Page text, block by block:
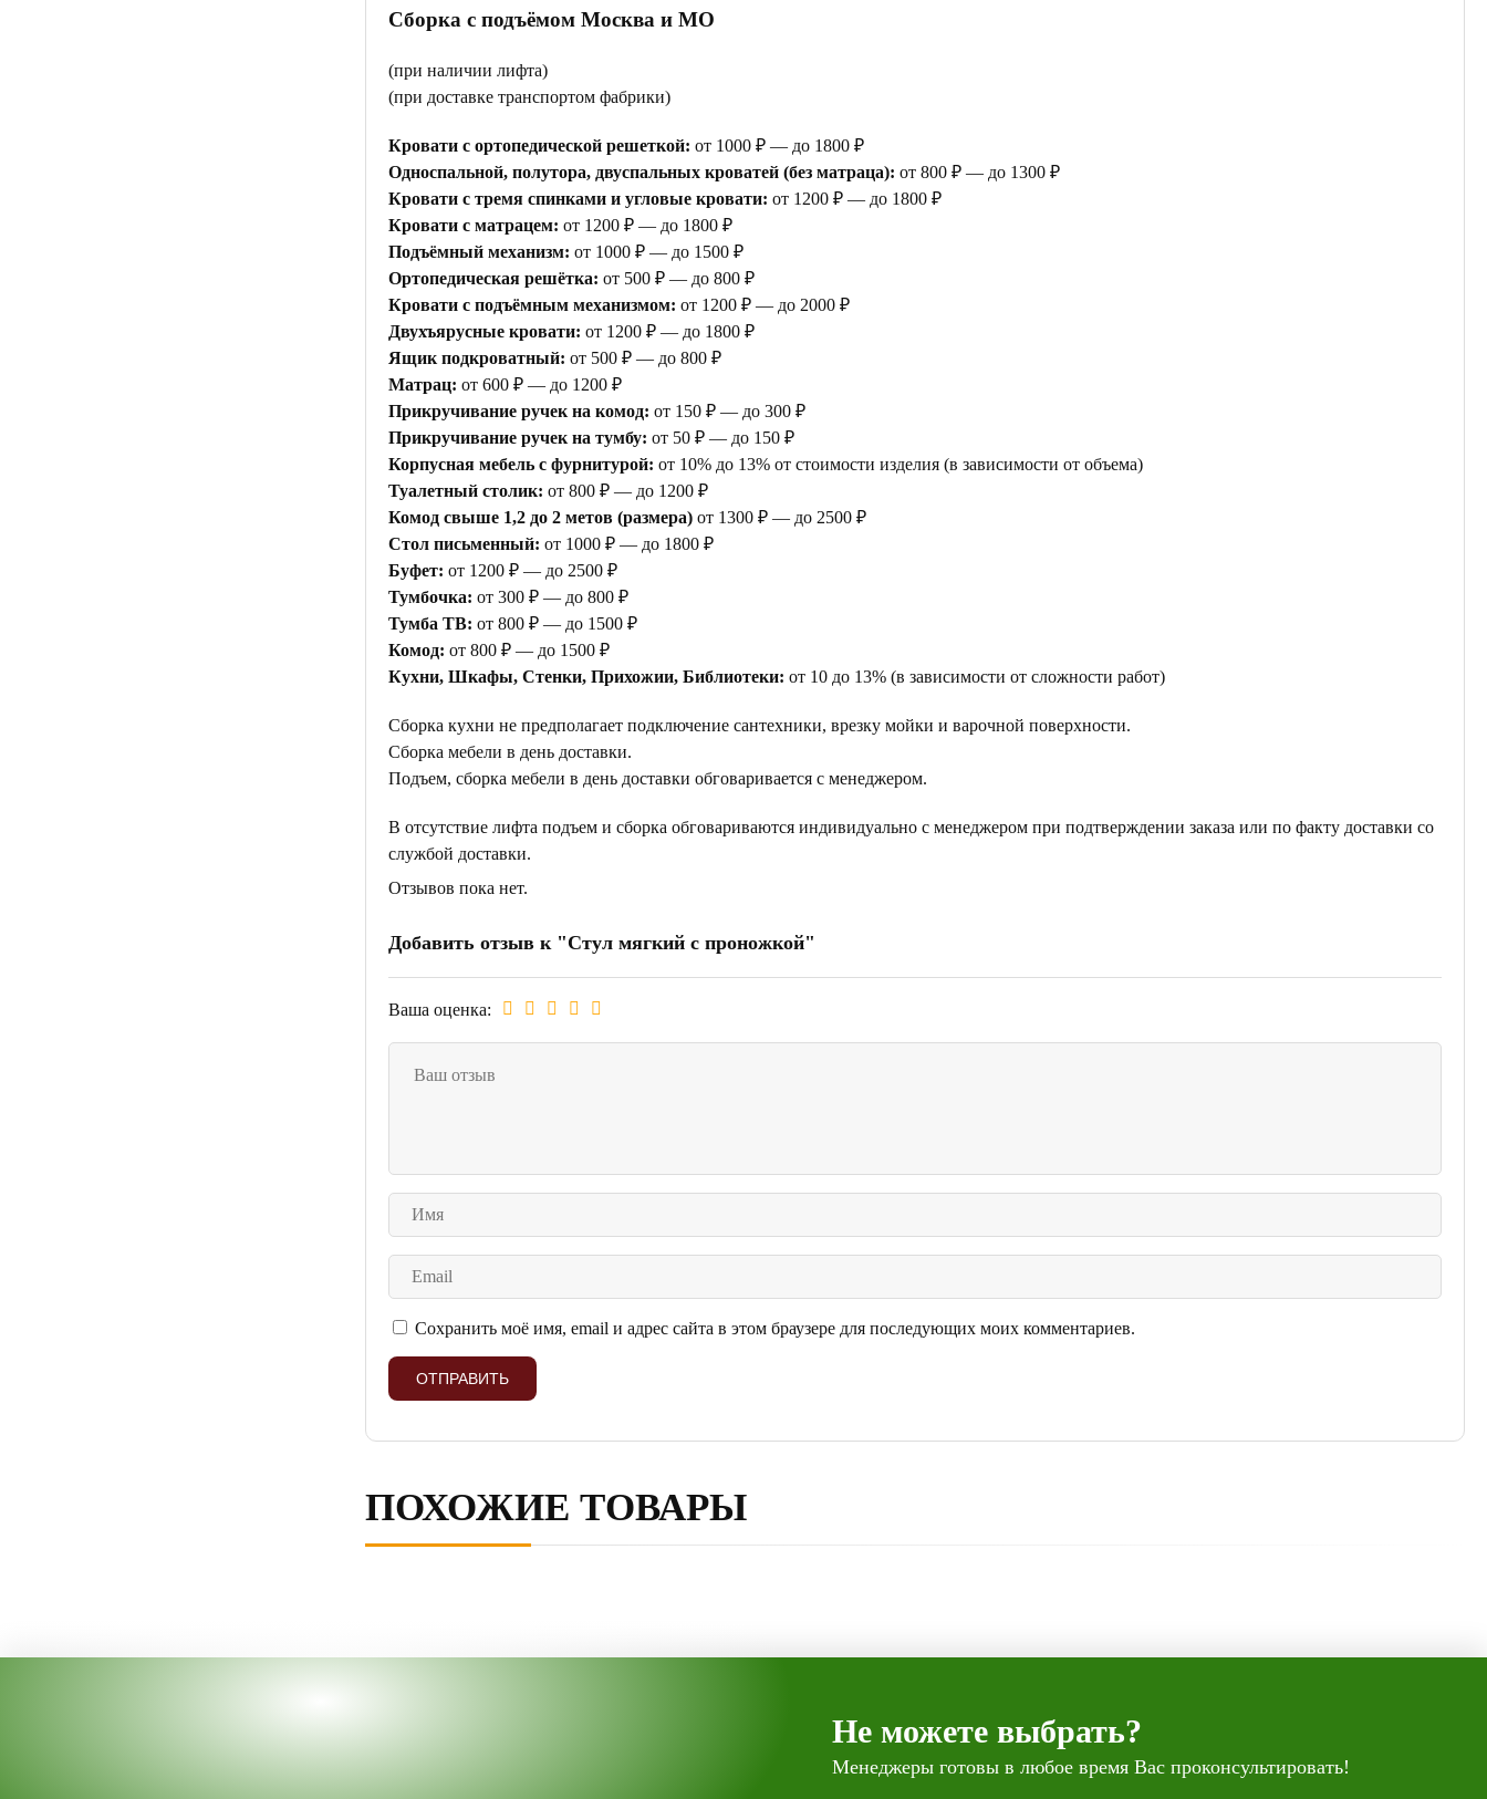
Сборка с подъёмом Москва и МО
(при наличии лифта)
(при доставке транспортом фабрики)
Кровати с ортопедической решеткой: от 1000 ₽ — до 1800 ₽
Односпальной, полутора, двуспальных кроватей (без матраца): от 800 ₽ — до 1300 ₽
Кровати с тремя спинками и угловые кровати: от 1200 ₽ — до 1800 ₽
Кровати с матрацем: от 1200 ₽ — до 1800 ₽
Подъёмный механизм: от 1000 ₽ — до 1500 ₽
Ортопедическая решётка: от 500 ₽ — до 800 ₽
Кровати с подъёмным механизмом: от 1200 ₽ — до 2000 ₽
Двухъярусные кровати: от 1200 ₽ — до 1800 ₽
Ящик подкроватный: от 500 ₽ — до 800 ₽
Матрац: от 600 ₽ — до 1200 ₽
Прикручивание ручек на комод: от 150 ₽ — до 300 ₽
Прикручивание ручек на тумбу: от 50 ₽ — до 150 ₽
Корпусная мебель с фурнитурой: от 10% до 13% от стоимости изделия (в зависимости от объема)
Туалетный столик: от 800 ₽ — до 1200 ₽
Комод свыше 1,2 до 2 метов (размера) от 1300 ₽ — до 2500 ₽
Стол письменный: от 1000 ₽ — до 1800 ₽
Буфет: от 1200 ₽ — до 2500 ₽
Тумбочка: от 300 ₽ — до 800 ₽
Тумба ТВ: от 800 ₽ — до 1500 ₽
Комод: от 800 ₽ — до 1500 ₽
Кухни, Шкафы, Стенки, Прихожии, Библиотеки: от 10 до 13% (в зависимости от сложности работ)
Сборка кухни не предполагает подключение сантехники, врезку мойки и варочной поверхности.
Сборка мебели в день доставки.
Подъем, сборка мебели в день доставки обговаривается с менеджером.
В отсутствие лифта подъем и сборка обговариваются индивидуально с менеджером при подтверждении заказа или по факту доставки со
службой доставки.
Отзывов пока нет.
Добавить отзыв к "Cтул мягкий с проножкой"
Ваша оценка:
Сохранить моё имя, email и адрес сайта в этом браузере для последующих моих комментариев.
ПОХОЖИЕ ТОВАРЫ
Не можете выбрать?
Менеджеры готовы в любое время Вас проконсультировать!